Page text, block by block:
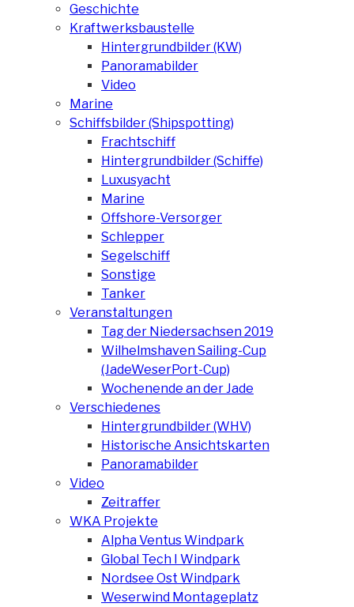
Geschichte
Kraftwerksbaustelle
Hintergrundbilder (KW)
Panoramabilder
Video
Marine
Schiffsbilder (Shipspotting)
Frachtschiff
Hintergrundbilder (Schiffe)
Luxusyacht
Marine
Offshore-Versorger
Schlepper
Segelschiff
Sonstige
Tanker
Veranstaltungen
Tag der Niedersachsen 2019
Wilhelmshaven Sailing-Cup
(JadeWeserPort-Cup)
Wochenende an der Jade
Verschiedenes
Hintergrundbilder (WHV)
Historische Ansichtskarten
Panoramabilder
Video
Zeitraffer
WKA Projekte
Alpha Ventus Windpark
Global Tech I Windpark
Nordsee Ost Windpark
Weserwind Montageplatz